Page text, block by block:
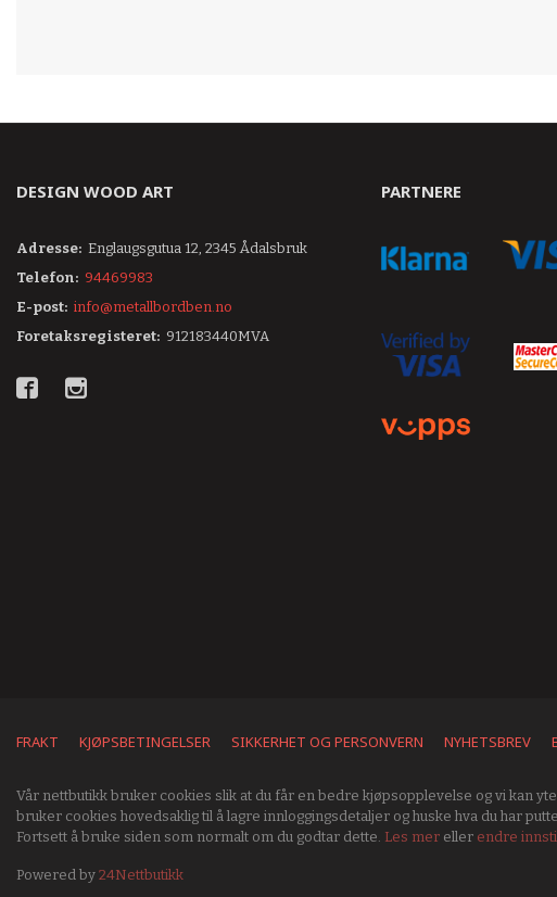
DESIGN WOOD ART
Adresse: Englaugsgutua 12, 2345 Ådalsbruk
Telefon: 94469983
E-post: info@metallbordben.no
Foretaksregisteret: 912183440MVA
PARTNERE
FRAKT KJØPSBETINGELSER SIKKERHET OG PERSONVERN NYHETSBREV
Vår nettbutikk bruker cookies slik at du får en bedre kjøpsopplevelse og vi kan
bruker cookies hovedsaklig til å lagre innloggingsdetaljer og huske hva du har
Fortsett å bruke siden som normalt om du godtar dette. Les mer eller endre
Powered by 24Nettbutikk